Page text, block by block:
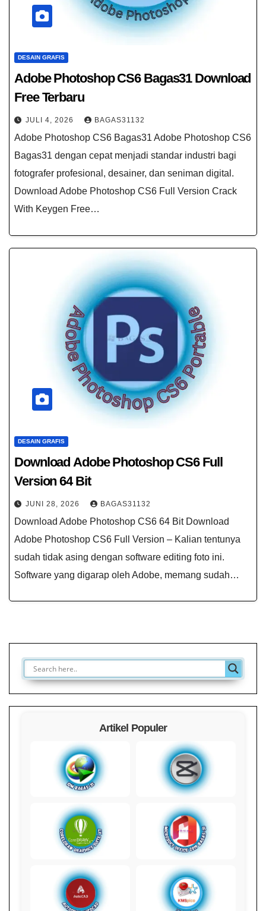
DESAIN GRAFIS
Adobe Photoshop CS6 Bagas31 Download
Free Terbaru
JULI 4, 2026 BAGAS31132
Adobe Photoshop CS6 Bagas31 Adobe Photoshop CS6
Bagas31 dengan cepat menjadi standar industri bagi
fotografer profesional, desainer, dan seniman digital.
Download Adobe Photoshop CS6 Full Version Crack
With Keygen Free…
DESAIN GRAFIS
Download Adobe Photoshop CS6 Full
Version 64 Bit
JUNI 28, 2026 BAGAS31132
Download Adobe Photoshop CS6 64 Bit Download
Adobe Photoshop CS6 Full Version – Kalian tentunya
sudah tidak asing dengan software editing foto ini.
Software yang digarap oleh Adobe, memang sudah…
Artikel Populer